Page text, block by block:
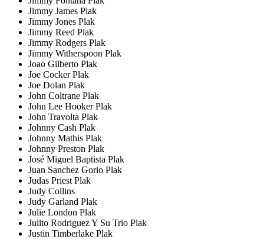
Jimmy James Plak
Jimmy Jones Plak
Jimmy Reed Plak
Jimmy Rodgers Plak
Jimmy Witherspoon Plak
Joao Gilberto Plak
Joe Cocker Plak
Joe Dolan Plak
John Coltrane Plak
John Lee Hooker Plak
John Travolta Plak
Johnny Cash Plak
Johnny Mathis Plak
Johnny Preston Plak
José Miguel Baptista Plak
Juan Sanchez Gorio Plak
Judas Priest Plak
Judy Collins
Judy Garland Plak
Julie London Plak
Julito Rodriguez Y Su Trio Plak
Justin Timberlake Plak